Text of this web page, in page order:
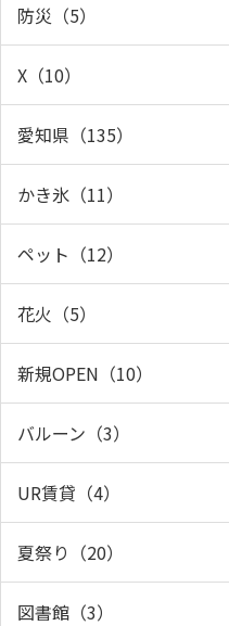
防災（5）
X（10）
愛知県（135）
かき氷（11）
ペット（12）
花火（5）
新規OPEN（10）
バルーン（3）
UR賃貸（4）
夏祭り（20）
図書館（3）